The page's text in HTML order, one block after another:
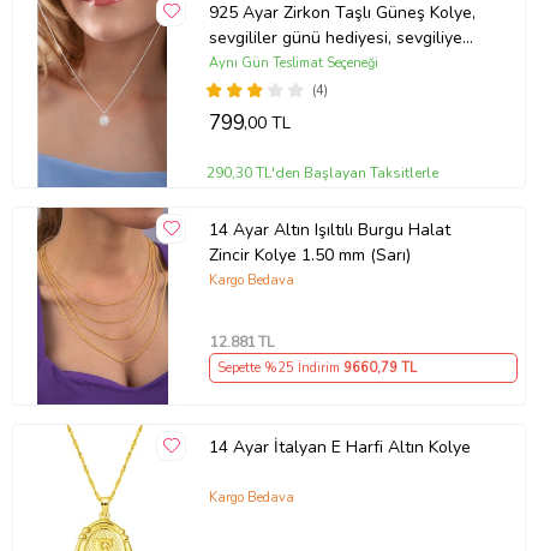
925 Ayar Zirkon Taşlı Güneş Kolye,
sevgililer günü hediyesi, sevgiliye
hediye, doğum günü hediyesi, yeni iş
hediyesi, geçmiş olsun hediyesi, altın
kolye, kız arkadaş hediyesi, hediye
(4)
Aynı Gün Teslimat Seçeneği
799,00 TL
290,30 TL'den Başlayan Taksitlerle
14 Ayar Altın Işıltılı Burgu Halat
Zincir Kolye 1.50 mm (Sarı)
Kargo Bedava
12.881TL
Sepette %25 İndirim 9660,79 TL
14 Ayar İtalyan E Harfi Altın Kolye
Kargo Bedava